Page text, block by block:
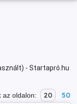
- Startapró.hu
az oldalon: 20 50